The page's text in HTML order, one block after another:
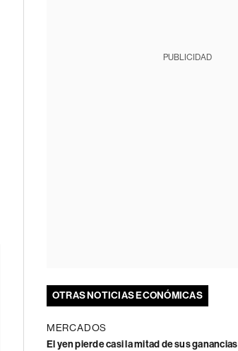
PUBLICIDAD
OTRAS NOTICIAS ECONÓMICAS
MERCADOS
El yen pierde casi la mitad de sus ganancias